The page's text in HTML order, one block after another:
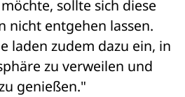
sollte sich diese
nicht entgehen lassen.
laden zudem dazu ein, in
zu verweilen und
genießen."